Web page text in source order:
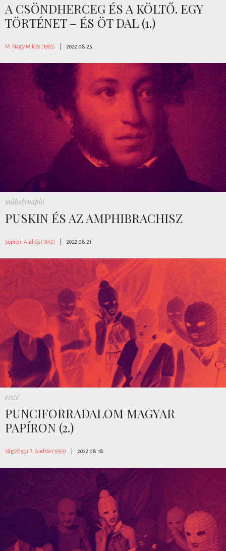
A CSÖNDHERCEG ÉS A KÖLTŐ. EGY
TÖRTÉNET – ÉS ÖT DAL (1.)
M. Nagy Miklós (1963) 2022.08.25.
műhelynapló
PUSKIN ÉS AZ AMPHIBRACHISZ
Soproni András (1942) 2022.08.21.
esszé
PUNCIFORRADALOM MAGYAR
PAPÍRON (2.)
Vágvölgyi B. András (1959) 2022.08.18.